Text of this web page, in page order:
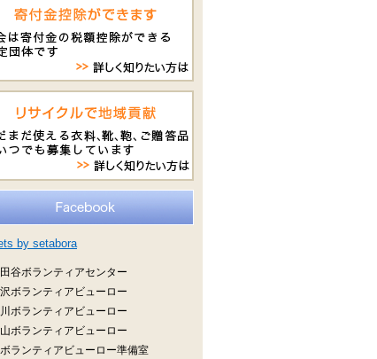
by setabora
谷ボランティアセンター
ボランティアビューロー
ボランティアビューロー
ボランティアビューロー
ランティアビューロー準備室